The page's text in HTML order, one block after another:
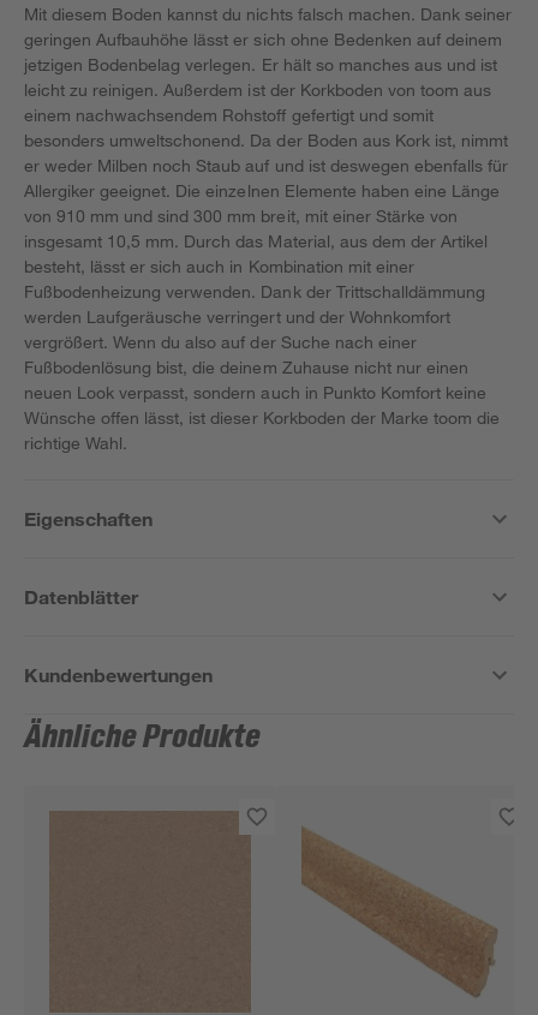
Mit diesem Boden kannst du nichts falsch machen. Dank seiner
geringen Aufbauhöhe lässt er sich ohne Bedenken auf deinem
jetzigen Bodenbelag verlegen. Er hält so manches aus und ist
leicht zu reinigen. Außerdem ist der Korkboden von toom aus
einem nachwachsendem Rohstoff gefertigt und somit
besonders umweltschonend. Da der Boden aus Kork ist, nimmt
er weder Milben noch Staub auf und ist deswegen ebenfalls für
Allergiker geeignet. Die einzelnen Elemente haben eine Länge
von 910 mm und sind 300 mm breit, mit einer Stärke von
insgesamt 10,5 mm. Durch das Material, aus dem der Artikel
besteht, lässt er sich auch in Kombination mit einer
Fußbodenheizung verwenden. Dank der Trittschalldämmung
werden Laufgeräusche verringert und der Wohnkomfort
vergrößert. Wenn du also auf der Suche nach einer
Fußbodenlösung bist, die deinem Zuhause nicht nur einen
neuen Look verpasst, sondern auch in Punkto Komfort keine
Wünsche offen lässt, ist dieser Korkboden der Marke toom die
richtige Wahl.
Eigenschaften
Datenblätter
Kundenbewertungen
Ähnliche Produkte